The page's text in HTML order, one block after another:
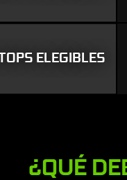
ELEGIBLES
¿QUÉ